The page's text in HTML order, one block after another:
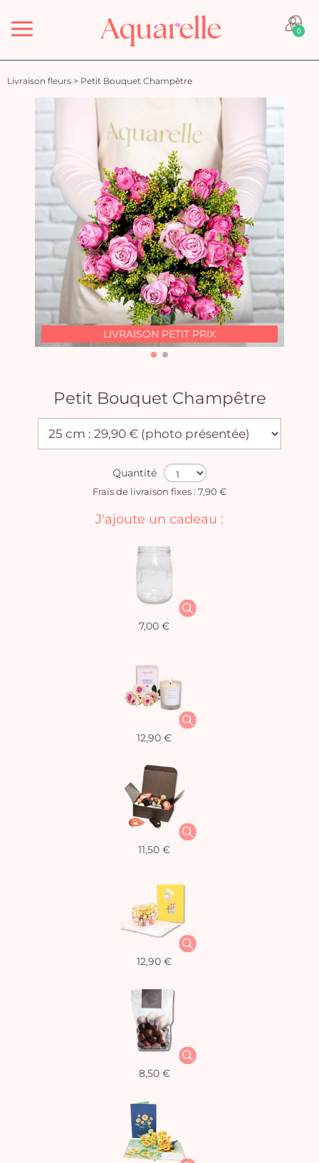
Menu 0
Livraison fleurs > Petit Bouquet Champêtre
LIVRAISON PETIT PRIX
Petit Bouquet Champêtre
Quantité
Frais de livraison fixes : 7,90 €
J'ajoute un cadeau :
7,00 €
12,90 €
11,50 €
12,90 €
8,50 €